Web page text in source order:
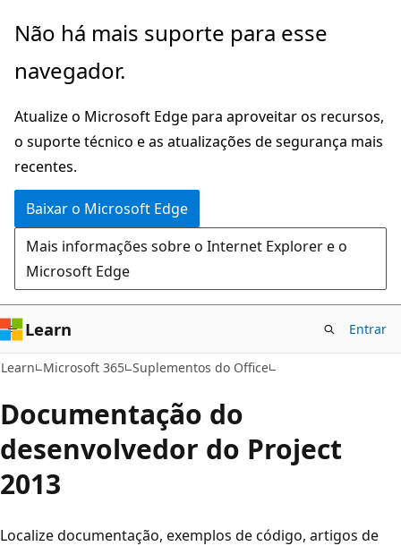
Pular
o
principal
Não há mais suporte para esse
navegador.
Atualize o Microsoft Edge para aproveitar os recursos,
o suporte técnico e as atualizações de segurança mais
recentes.
Baixar o Microsoft Edge
Mais informações sobre o Internet Explorer e o
Microsoft Edge
Learn Entrar
Learn Microsoft 365 Suplementos do Office
Documentação do
desenvolvedor do Project
2013
Localize documentação, exemplos de código, artigos de